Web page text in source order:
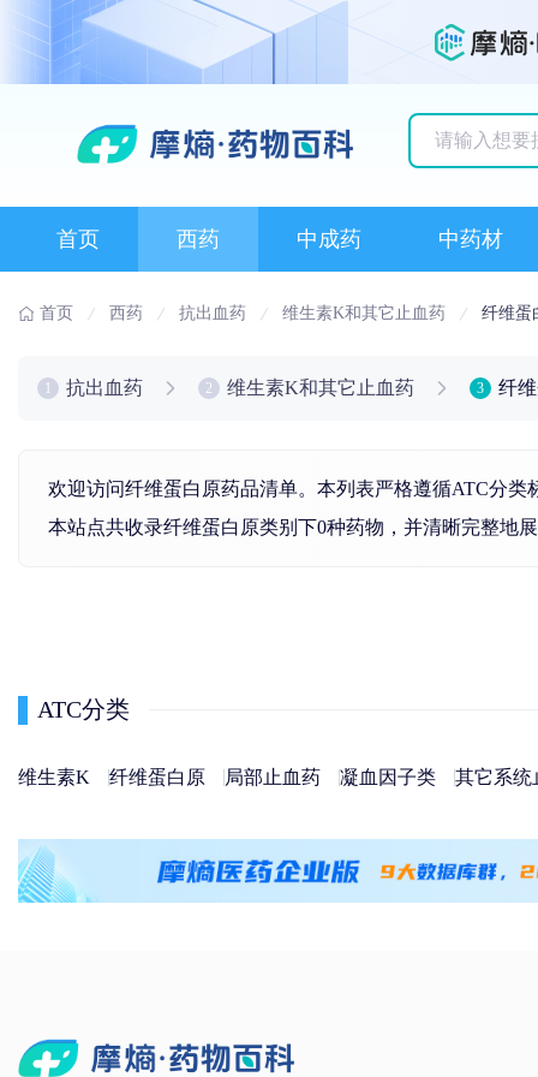
首页 西药 中成药 中药材
首页 西药 抗出血药 维生素K和其它止血药 纤维蛋
抗出血药 2 维生素K和其它止血药 3 纤
欢迎访问纤维蛋白原药品清单。本列表严格遵循ATC分
本站点共收录纤维蛋白原类别下0种药物，并清晰完整地
ATC分类
维生素K 纤维蛋白原 局部止血药 凝血因子类 其它系统